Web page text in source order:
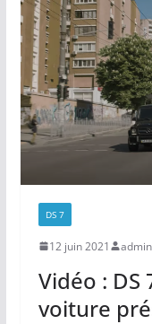
DS 7
12 juin 2021
Vidéo : DS
voiture